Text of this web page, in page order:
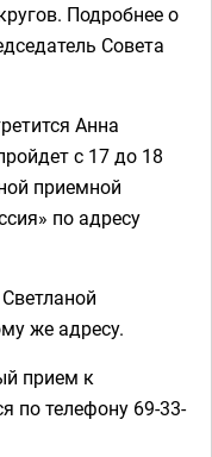
Подробнее о
Совета
Анна
с 17 до 18
приемной
по адресу
же адресу.
прием к
по телефону 69-33-